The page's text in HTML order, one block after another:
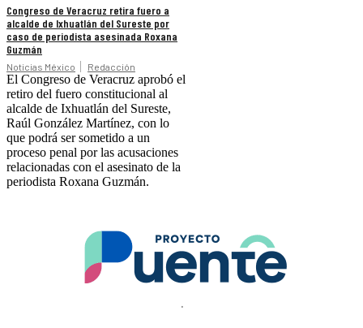
Congreso de Veracruz retira fuero a
alcalde de Ixhuatlán del Sureste por
caso de periodista asesinada Roxana
Guzmán
Noticias México Redacción
El Congreso de Veracruz aprobó el
retiro del fuero constitucional al
alcalde de Ixhuatlán del Sureste,
Raúl González Martínez, con lo
que podrá ser sometido a un
proceso penal por las acusaciones
relacionadas con el asesinato de la
periodista Roxana Guzmán.
.